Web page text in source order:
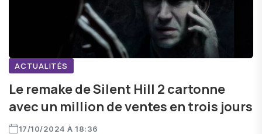
ACTUALITÉS
Le remake de Silent Hill 2 cartonne
avec un million de ventes en trois jours
17/10/2024 À 18:36